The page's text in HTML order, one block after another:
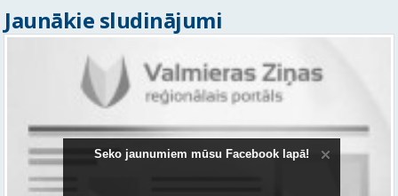
Jaunākie sludinājumi
Seko jaunumiem mūsu Facebook lapā!